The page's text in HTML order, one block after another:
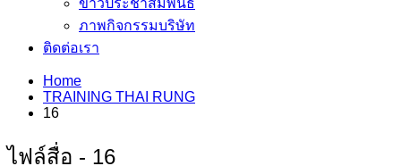
ภาพกิจกรรมบริษัท
ติดต่อเรา
Home
TRAINING THAI RUNG
16
ไฟล์สื่อ - 16